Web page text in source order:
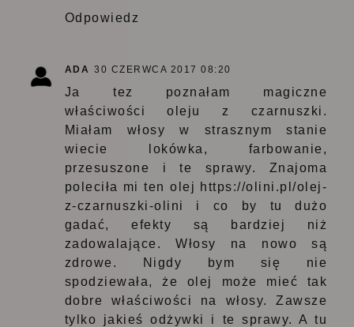
Odpowiedz
ADA 30 CZERWCA 2017 08:20
Ja tez poznałam magiczne
właściwości oleju z czarnuszki.
Miałam włosy w strasznym stanie
wiecie lokówka, farbowanie,
przesuszone i te sprawy. Znajoma
poleciła mi ten olej https://olini.pl/olej-
z-czarnuszki-olini i co by tu dużo
gadać, efekty są bardziej niż
zadowalające. Włosy na nowo są
zdrowe. Nigdy bym się nie
spodziewała, że olej może mieć tak
dobre właściwości na włosy. Zawsze
tylko jakieś odżywki i te sprawy. A tu